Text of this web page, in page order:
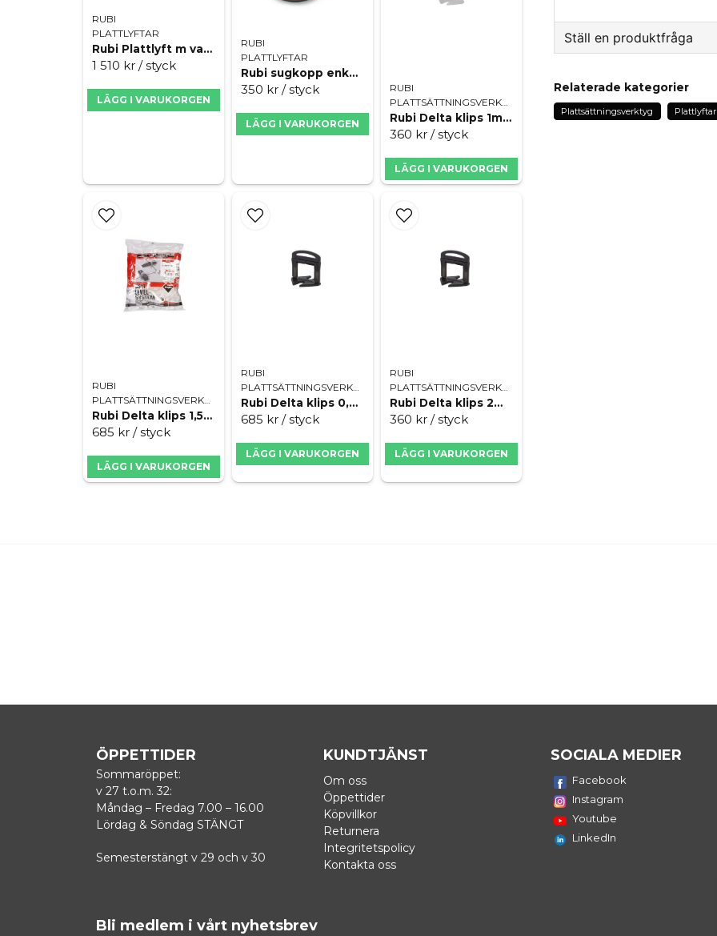
RUBI
PLATTLYFTAR
Rubi Plattlyft m vakumpump
1 510 kr / styck
LÄGG I VARUKORGEN
RUBI
PLATTLYFTAR
Rubi sugkopp enkel 40kg
350 kr / styck
LÄGG I VARUKORGEN
RUBI
PLATTSÄTTNINGSVERKTYG
Rubi Delta klips 1mm 3-12mm
360 kr / styck
LÄGG I VARUKORGEN
RUBI
PLATTSÄTTNINGSVERKTYG
Rubi Delta klips 1,5mm 3-12mm
685 kr / styck
LÄGG I VARUKORGEN
RUBI
PLATTSÄTTNINGSVERKTYG
Rubi Delta klips 0,5mm 3-12mm
685 kr / styck
LÄGG I VARUKORGEN
RUBI
PLATTSÄTTNINGSVERKTYG
Rubi Delta klips 2mm 3-12mm
360 kr / styck
LÄGG I VARUKORGEN
Ställ en produktfråga
Fråga oss något om
Relaterade kategorier
Plattsättningsverktyg Plattlyftar
ÖPPETTIDER
Sommaröppet:
v 27 t.o.m. 32:
Måndag – Fredag 7.00 – 16.00
Lördag & Söndag STÄNGT
Semesterstängt v 29 och v 30
KUNDTJÄNST
Om oss
Öppettider
Köpvillkor
Returnera
Integritetspolicy
Kontakta oss
SOCIALA MEDIER
Facebook
Instagram
Youtube
LinkedIn
Bli medlem i vårt nyhetsbrev